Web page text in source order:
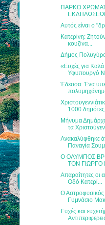
ΠΑΡΚΟ
Αυτός είναι ο
Κατερίνη:
κουζίνα...
Δήμος
«Ευχές για
Υφυπουργό
Έδεσσα: Ένα
1000 δημότες
Μήνυμα
τα
Ανακαλύφθηκε
Παναγία
Ο ΟΛΥΜΠΟΣ
ΤΟΝ ΓΙΩΡΓΟ
Απαραίτητες οι
Οδό Κατερί...
Ο
Γυμνάσιο
Ευχές και